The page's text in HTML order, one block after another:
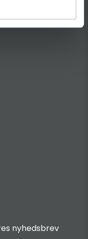
nyhedsbrev